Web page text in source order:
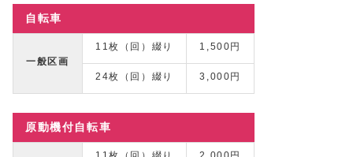
自転車
一般区画
11枚（回）綴り 1,500円
24枚（回）綴り 3,000円
原動機付自転車